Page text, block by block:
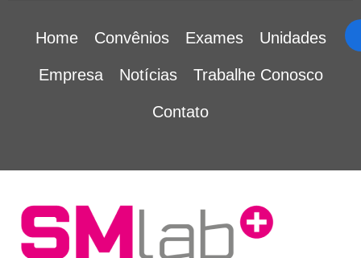
Home Convênios Exames Unidades
Empresa Notícias Trabalhe Conosco
Contato